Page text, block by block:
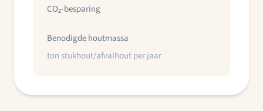
CO₂-besparing
Benodigde houtmassa
ton stukhout/afvalhout per jaar